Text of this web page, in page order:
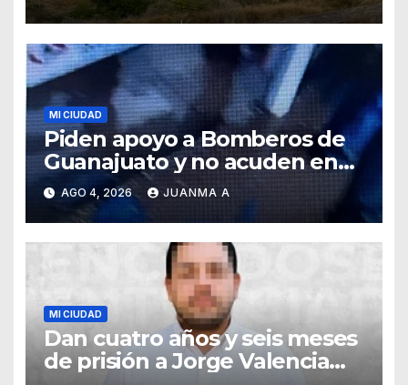
MI CIUDAD
Piden apoyo a Bomberos de
Guanajuato y no acuden en
auxilio de capitalinos ante
fuerte lluvia
AGO 4, 2026 JUANMA A
MI CIUDAD
Dan cuatro años y seis meses
de prisión a Jorge Valencia